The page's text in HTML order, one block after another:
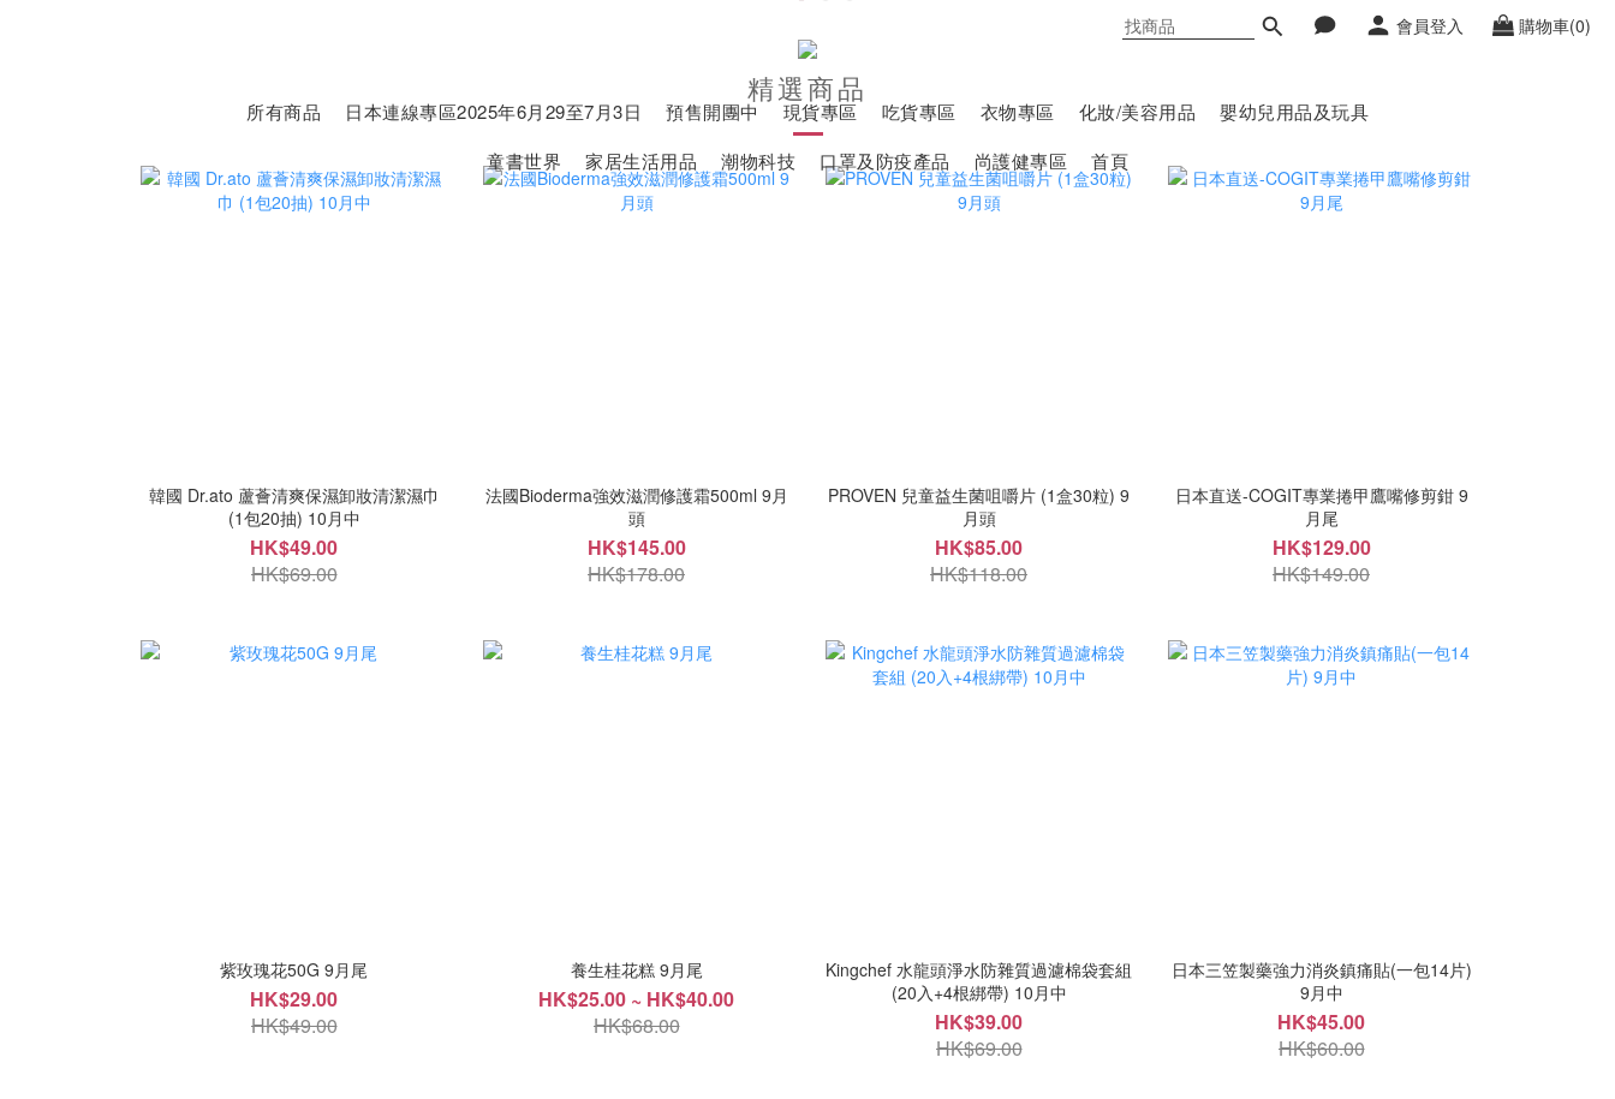
會員登入 購物車(0)
所有商品 日本連線專區2025年6月29至7月3日 預售開團中 現貨專區 吃貨專區 衣物專區 化妝/美容用品
嬰幼兒用品及玩具
童書世界
家居生活用品 潮物科技 口罩及防疫產品 尚護健專區 首頁
精選商品
韓國 Dr.ato 蘆薈清爽保濕卸妝清潔濕巾
(1包20抽) 10月中
HK$49.00
HK$69.00
法國Bioderma強效滋潤修護霜500ml 9月
頭
HK$145.00
HK$178.00
PROVEN 兒童益生菌咀嚼片 (1盒30粒) 9
月頭
HK$85.00
HK$118.00
日本直送-COGIT專業捲甲鷹嘴修剪鉗 9
月尾
HK$129.00
HK$149.00
紫玫瑰花50G 9月尾
HK$29.00
HK$49.00
養生桂花糕 9月尾
HK$25.00 ~ HK$40.00
HK$68.00
Kingchef 水龍頭淨水防雜質過濾棉袋套組
(20入+4根綁帶) 10月中
HK$39.00
HK$69.00
日本三笠製藥強力消炎鎮痛貼(一包14片)
9月中
HK$45.00
HK$60.00